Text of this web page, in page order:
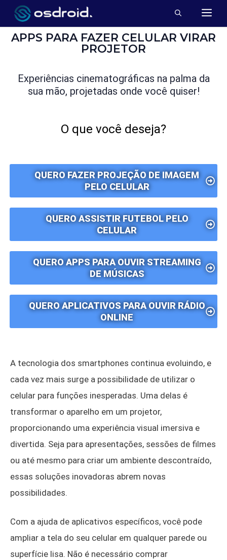
APPS PARA FAZER CELULAR VIRAR
PROJETOR
Experiências cinematográficas na palma da
sua mão, projetadas onde você quiser!
O que você deseja?
QUERO FAZER PROJEÇÃO DE IMAGEM
PELO CELULAR
QUERO ASSISTIR FUTEBOL PELO
CELULAR
QUERO APPS PARA OUVIR STREAMING
DE MÚSICAS
QUERO APLICATIVOS PARA OUVIR RÁDIO
ONLINE
A tecnologia dos smartphones continua evoluindo, e
cada vez mais surge a possibilidade de utilizar o
celular para funções inesperadas. Uma delas é
transformar o aparelho em um projetor,
proporcionando uma experiência visual imersiva e
divertida. Seja para apresentações, sessões de filmes
ou até mesmo para criar um ambiente descontraído,
essas soluções inovadoras abrem novas
possibilidades.
Com a ajuda de aplicativos específicos, você pode
ampliar a tela do seu celular em qualquer parede ou
superfície lisa. Não é necessário comprar